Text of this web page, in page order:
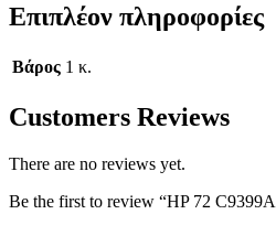
Επιπλέον πληροφορίες
Βάρος 1 κ.
Customers Reviews
There are no reviews yet.
Be the first to review “HP 72 C9399A